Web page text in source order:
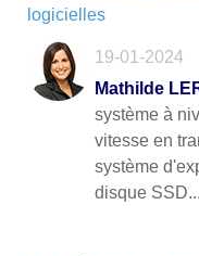
logicielles
19-01-2024
Mathilde
système à
vitesse en
système
disque SSD...